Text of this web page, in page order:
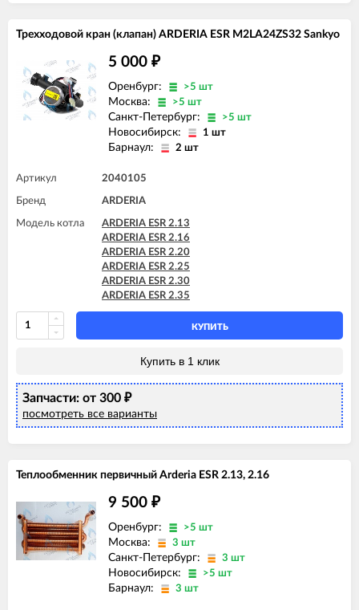
Трехходовой кран (клапан) ARDERIA ESR M2LA24ZS32 Sankyo
5 000 ₽
Оренбург: >5 шт
Москва: >5 шт
Санкт-Петербург: >5 шт
Новосибирск: 1 шт
Барнаул: 2 шт
Артикул 2040105
Бренд ARDERIA
Модель котла
ARDERIA ESR 2.13
ARDERIA ESR 2.16
ARDERIA ESR 2.20
ARDERIA ESR 2.25
ARDERIA ESR 2.30
ARDERIA ESR 2.35
КУПИТЬ
Купить в 1 клик
Запчасти: от 300 ₽
посмотреть все варианты
Теплообменник первичный Arderia ESR 2.13, 2.16
9 500 ₽
Оренбург: >5 шт
Москва: 3 шт
Санкт-Петербург: 3 шт
Новосибирск: >5 шт
Барнаул: 3 шт